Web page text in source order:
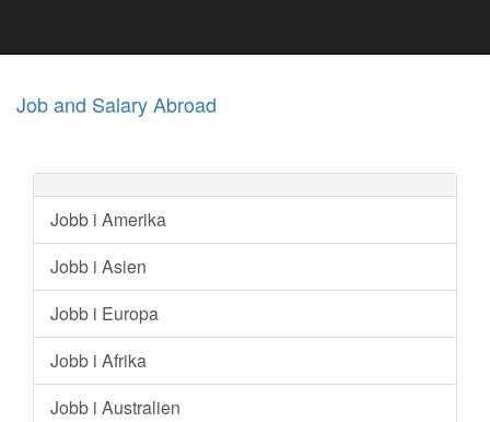
Job and Salary Abroad
Jobb i Amerika
Jobb i Asien
Jobb i Europa
Jobb i Afrika
Jobb i Australien